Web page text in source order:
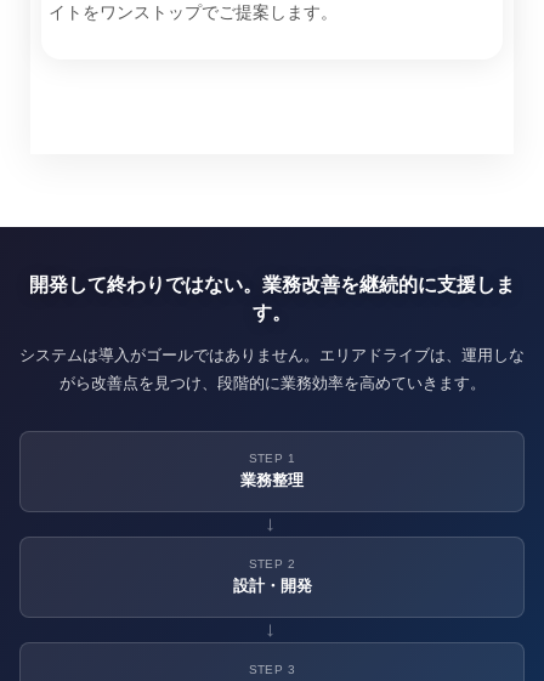
イトをワンストップでご提案します。
開発して終わりではない。業務改善を継続的に支援しま
す。
システムは導入がゴールではありません。エリアドライブは、運用しな
がら改善点を見つけ、段階的に業務効率を高めていきます。
STEP 1
業務整理
→
STEP 2
設計・開発
→
STEP 3